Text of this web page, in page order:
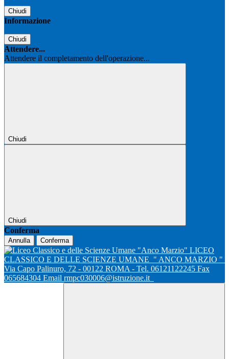
Chiudi
Informazione
Chiudi
Attendere...
Attendere il completamento dell'operazione...
Chiudi
Chiudi
Conferma
Annulla Conferma
LICEO
CLASSICO E DELLE SCIENZE UMANE " ANCO MARZIO "
Via Capo Palinuro, 72 - 00122 ROMA - Tel. 06121122245 Fax
065684304 Email rmpc030006@istruzione.it